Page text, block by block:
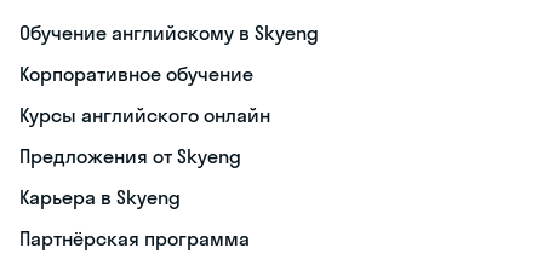
Обучение английскому в Skyeng
Корпоративное обучение
Курсы английского онлайн
Предложения от Skyeng
Карьера в Skyeng
Партнёрская программа